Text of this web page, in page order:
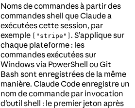
Noms de commandes à partir des
commandes shell que Claude a
exécutées cette session, par
exemple ["stripe"] . S’applique sur
chaque plateforme : les
commandes exécutées sur
Windows via PowerShell ou Git
Bash sont enregistrées de la même
manière. Claude Code enregistre un
nom de commande par invocation
d’outil shell : le premier jeton après